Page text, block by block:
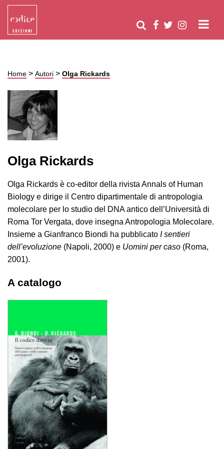
Home > Autori > Olga Rickards
Olga Rickards
Olga Rickards è co-editor della rivista Annals of Human
Biology e dirige il Centro dipartimentale di antropologia
molecolare per lo studio del DNA antico dell’Università di
Roma Tor Vergata, dove insegna Antropologia Molecolare.
Insieme a Gianfranco Biondi ha pubblicato I sentieri
dell’evoluzione (Napoli, 2000) e Uomini per caso (Roma,
2001).
A catalogo